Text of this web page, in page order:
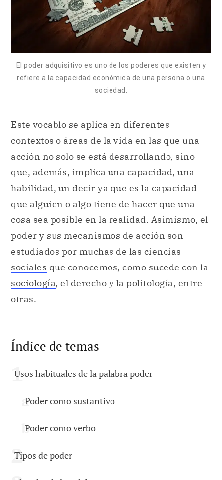
El poder adquisitivo es uno de los poderes que existen y
refiere a la capacidad económica de una persona o una
sociedad.
Este vocablo se aplica en diferentes
contextos o áreas de la vida en las que una
acción no solo se está desarrollando, sino
que, además, implica una capacidad, una
habilidad, un decir ya que es la capacidad
que alguien o algo tiene de hacer que una
cosa sea posible en la realidad. Asimismo, el
poder y sus mecanismos de acción son
estudiados por muchas de las ciencias
sociales que conocemos, como sucede con la
sociología, el derecho y la politología, entre
otras.
Índice de temas
Usos habituales de la palabra poder
Poder como sustantivo
Poder como verbo
Tipos de poder